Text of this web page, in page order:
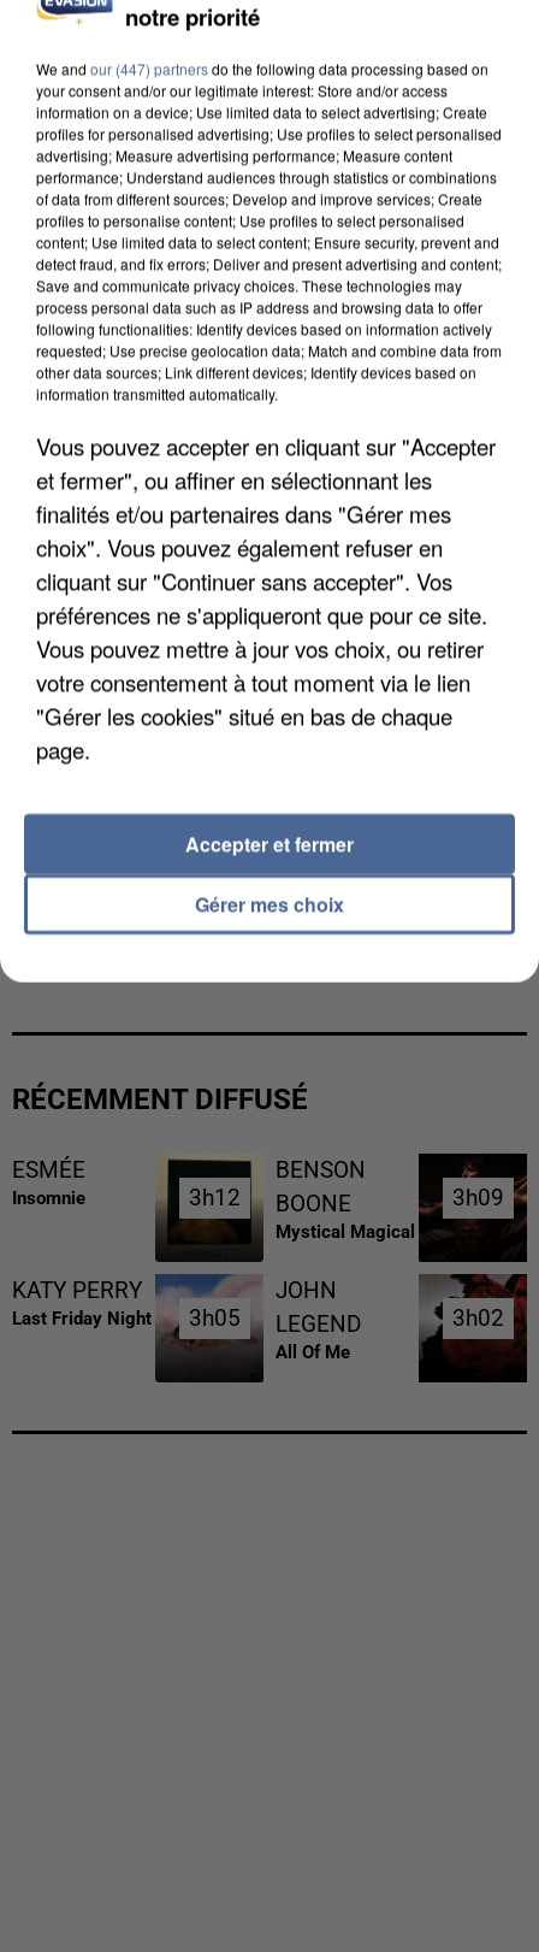
INCENDIES : L’ÎLE-DE-FRANCE LANCE UN ÉLAN
APRÈS TOUTES CES CANICULES, LES REFUGES
DE FAUNE SAUVAGE SONT...
L’UN DES FONDATEURS SUPPOSÉS DE LA DZ
RÉCEMMENT DIFFUSÉ
ESMÉE
Insomnie 3h12
3h12
BENSON
BOONE
Mystical Magical
3h09
3h09
KATY PERRY
Last Friday Night 3h05
3h05
JOHN
LEGEND
All Of Me
3h02
3h02
notre priorité
We and our (447) partnersdo the following data processing based on
your consent and/or our legitimate interest: Store and/or access
information on a device; Use limited data to select advertising; Create
profiles for personalised advertising; Use profiles to select personalised
advertising; Measure advertising performance; Measure content
performance; Understand audiences through statistics or combinations
of data from different sources; Develop and improve services; Create
profiles to personalise content; Use profiles to select personalised
content; Use limited data to select content; Ensure security, prevent and
detect fraud, and fix errors; Deliver and present advertising and content;
Save and communicate privacy choices. These technologies may
process personal data such as IP address and browsing data to offer
following functionalities: Identify devices based on information actively
requested; Use precise geolocation data; Match and combine data from
other data sources; Link different devices; Identify devices based on
information transmitted automatically.
Vous pouvez accepter en cliquant sur "Accepter
et fermer", ou affiner en sélectionnant les
finalités et/ou partenaires dans "Gérer mes
choix". Vous pouvez également refuser en
cliquant sur "Continuer sans accepter". Vos
préférences ne s'appliqueront que pour ce site.
Vous pouvez mettre à jour vos choix, ou retirer
votre consentement à tout moment via le lien
"Gérer les cookies" situé en bas de chaque
page.
Gérer mes choix
Accepter et fermer